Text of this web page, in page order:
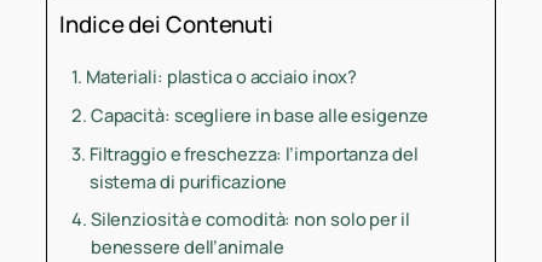
Indice dei Contenuti
Materiali: plastica o acciaio inox?
Capacità: scegliere in base alle esigenze
Filtraggio e freschezza: l’importanza del
sistema di purificazione
Silenziosità e comodità: non solo per il
benessere dell’animale